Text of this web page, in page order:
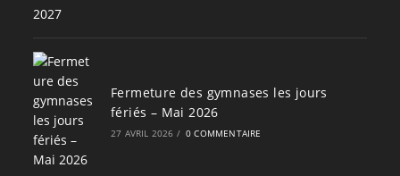
Fermeture des gymnases les jours
fériés – Mai 2026
27 AVRIL 2026 / 0 COMMENTAIRE